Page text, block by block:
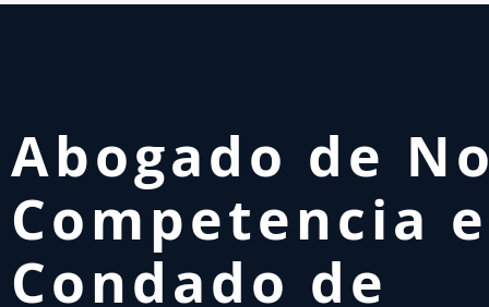
Abogado de No
Competencia
Condado de